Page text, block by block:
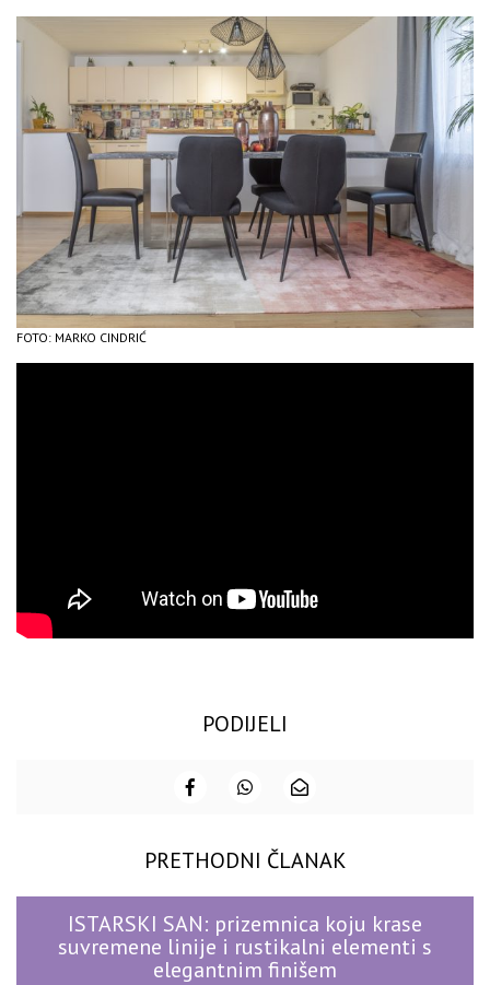
FOTO: MARKO CINDRIĆ
PODIJELI
PRETHODNI ČLANAK
ISTARSKI SAN: prizemnica koju krase
suvremene linije i rustikalni elementi s
elegantnim finišem